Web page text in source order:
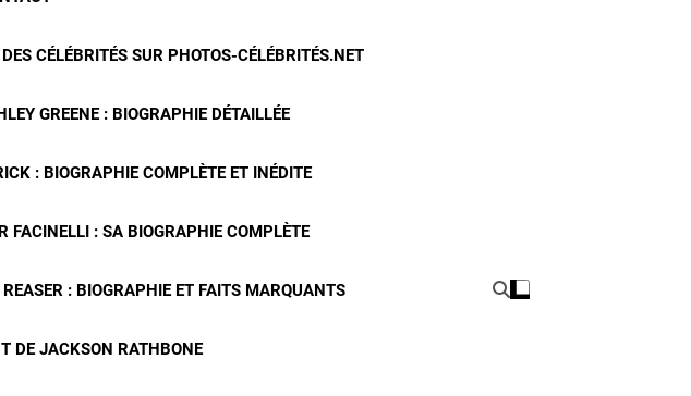
CÉLÉBRITÉS SUR PHOTOS-CÉLÉBRITÉS.NET
GREENE : BIOGRAPHIE DÉTAILLÉE
: BIOGRAPHIE COMPLÈTE ET INÉDITE
FACINELLI : SA BIOGRAPHIE COMPLÈTE
: BIOGRAPHIE ET FAITS MARQUANTS
DE JACKSON RATHBONE